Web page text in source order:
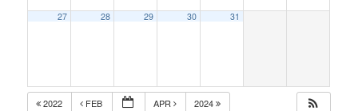
27 28 29 30 31
2022 FEB APR 2024